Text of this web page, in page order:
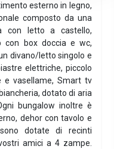
esterno in legno,
composto da una
con letto a castello,
con box doccia e wc,
divano/letto singolo e
elettriche, piccolo
e vasellame, Smart tv
dotato di aria
bungalow inoltre è
dehor con tavolo e
dotate di recinti
amici a 4 zampe.